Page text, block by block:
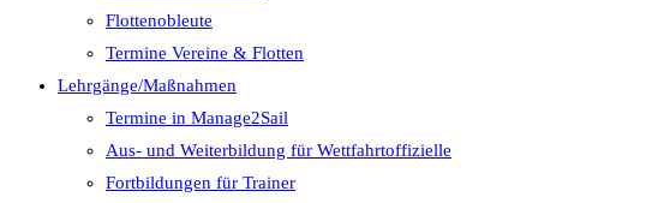
Flottenobleute
Termine Vereine & Flotten
Lehrgänge/Maßnahmen
Termine in Manage2Sail
Aus- und Weiterbildung für Wettfahrtoffizielle
Fortbildungen für Trainer